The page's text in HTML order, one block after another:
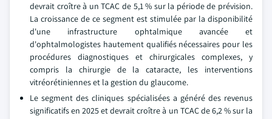
devrait croître à un TCAC de 5,1 % sur la période de prévision.
La croissance de ce segment est stimulée par la disponibilité
d'une infrastructure ophtalmique avancée et
d'ophtalmologistes hautement qualifiés nécessaires pour les
procédures diagnostiques et chirurgicales complexes, y
compris la chirurgie de la cataracte, les interventions
vitréorétiniennes et la gestion du glaucome.
Le segment des cliniques spécialisées a généré des revenus
significatifs en 2025 et devrait croître à un TCAC de 6,2 % sur la